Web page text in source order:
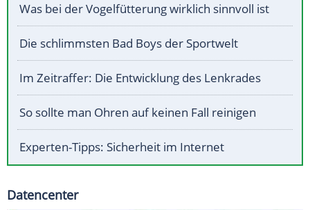
Was bei der Vogelfütterung wirklich sinnvoll ist
Die schlimmsten Bad Boys der Sportwelt
Im Zeitraffer: Die Entwicklung des Lenkrades
So sollte man Ohren auf keinen Fall reinigen
Experten-Tipps: Sicherheit im Internet
Datencenter